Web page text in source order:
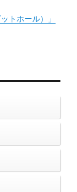
トホール）」